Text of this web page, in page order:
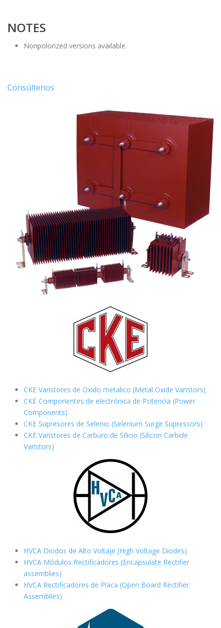
NOTES
Nonpolorized versions available.
Consúltenos
CKE Varistores de Oxido metalico (Metal Oxide Varistors)
CKE Componentes de electrónica de Potencia (Power
Components)
CKE Supresores de Selenio (Selenium Surge Supressors)
CKE Varistores de Carburo de Silicio (Silicon Carbide
Varistors)
HVCA Diodos de Alto Voltaje (High Voltage Diodes)
HVCA Módulos Rectificadores (Encapsulate Rectifier
assemblies)
HVCA Rectificadores de Placa (Open Board Rectifier
Assemblies)